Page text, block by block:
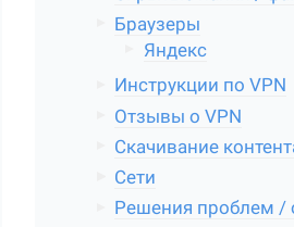
Браузеры
Яндекс
Инструкции по VPN
Отзывы о VPN
Скачивание
Сети
Решения проблем /